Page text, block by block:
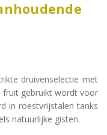
druivenselectie met
fruit gebruikt wordt voor
in roestvrijstalen tanks
natuurlijke gisten.